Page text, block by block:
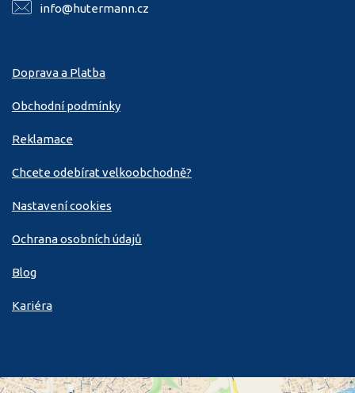
info@hutermann.cz
Doprava a Platba
Obchodní podmínky
Reklamace
Chcete odebírat velkoobchodně?
Nastavení cookies
Ochrana osobních údajů
Blog
Kariéra